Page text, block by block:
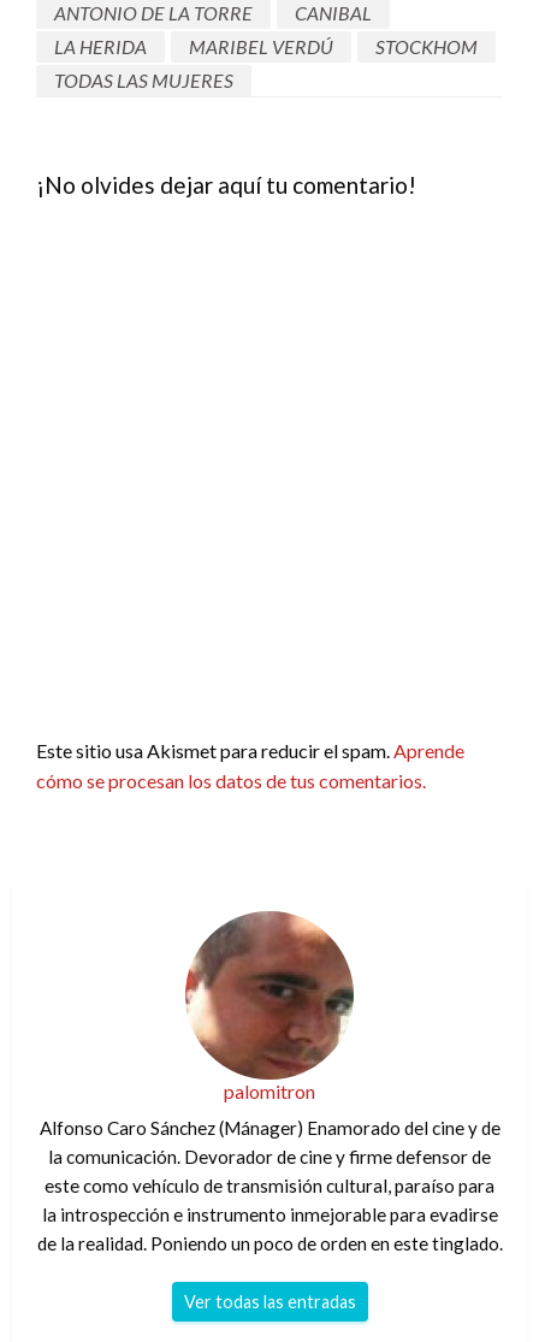
ANTONIO DE LA TORRE
CANIBAL
LA HERIDA
MARIBEL VERDÚ
STOCKHOM
TODAS LAS MUJERES
¡No olvides dejar aquí tu comentario!
Este sitio usa Akismet para reducir el spam.Aprende
cómo se procesan los datos de tus comentarios.
palomitron
Alfonso Caro Sánchez (Mánager) Enamorado del cine y de
la comunicación. Devorador de cine y firme defensor de
este como vehículo de transmisión cultural, paraíso para
la introspección e instrumento inmejorable para evadirse
de la realidad. Poniendo un poco de orden en este tinglado.
Ver todas las entradas